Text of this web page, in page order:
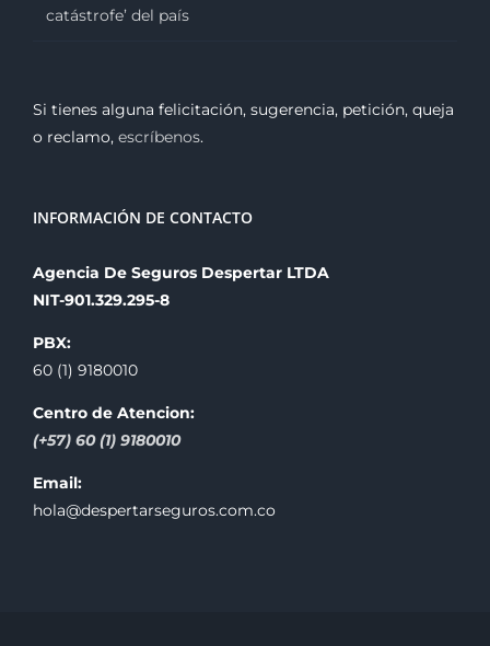
catástrofe’ del país
Si tienes alguna felicitación, sugerencia, petición, queja
o reclamo, escríbenos.
INFORMACIÓN DE CONTACTO
Agencia De Seguros Despertar LTDA
NIT-901.329.295-8
PBX:
60 (1) 9180010
Centro de Atencion:
(+57) 60 (1) 9180010
Email:
hola@despertarseguros.com.co